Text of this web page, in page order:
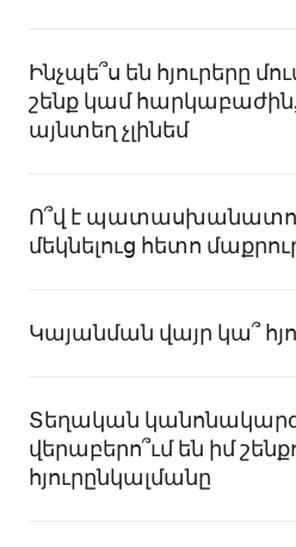
Ինչպե՞ս են հյուրերը
շենք կամ
այնտեղ չլինեմ
Ո՞վ է պատասխանատու
մեկնելուց հետո
Կայանման վայր կա՞
Տեղական
վերաբերո՞ւմ են իմ
հյուրընկալմանը